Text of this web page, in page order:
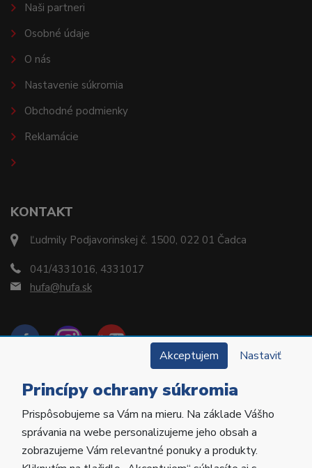
KONTAKT
Ľudmily Podjavorinskej č. 1500, 022 01 Čadca
041/4331016, 4331017
hufa@hufa.sk
Naši partneri
Osobné údaje
O nás
Nastavenie súkromia
Obchodné podmienky
Reklamácie
Copyright © 2022 Hu-Fa Dental a.s. Všetky práva
vyhradené.
Akceptujem Nastaviť
Princípy ochrany súkromia
Prispôsobujeme sa Vám na mieru. Na základe Vášho
správania na webe personalizujeme jeho obsah a
zobrazujeme Vám relevantné ponuky a produkty.